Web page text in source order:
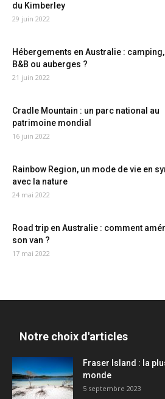
du Kimberley
29 juin 2022
Hébergements en Australie : camping,
B&B ou auberges ?
21 juin 2022
Cradle Mountain : un parc national au
patrimoine mondial
16 juin 2022
Rainbow Region, un mode de vie en
avec la nature
24 mai 2022
Road trip en Australie : comment
son van ?
17 mai 2022
Notre choix d'articles
Fraser Island : la
monde
5 septembre 2023